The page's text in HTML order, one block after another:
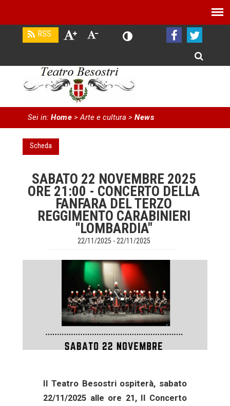
Sei in: Home > Arte e cultura > News
Scheda
SABATO 22 NOVEMBRE 2025
ORE 21:00 - CONCERTO DELLA
FANFARA DEL TERZO
REGGIMENTO CARABINIERI
"LOMBARDIA"
22/11/2025 - 22/11/2025
Il Teatro Besostri ospiterà, sabato
22/11/2025 alle ore 21, Il Concerto